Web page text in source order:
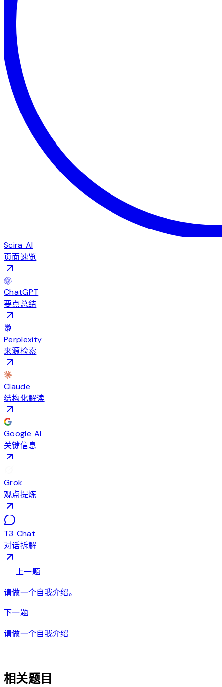
Scira AI
页面速览
ChatGPT
要点总结
Perplexity
来源检索
Claude
结构化解读
Google AI
关键信息
Grok
观点提炼
T3 Chat
对话拆解
上一题
请做一个自我介绍。
下一题arrow_forward
请做一个自我介绍
相关题目